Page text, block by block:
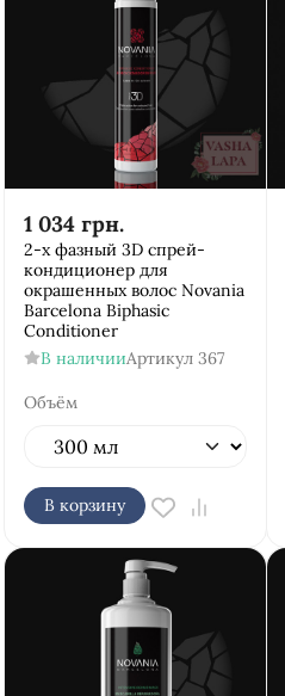
1 034 грн.
2-х фазный 3D спрей-
кондиционер для
окрашенных волос Novania
Barcelona Biphasic
Conditioner
В наличииАртикул 367
Объём
В корзину